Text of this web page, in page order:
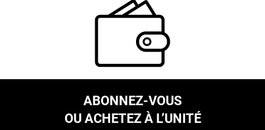
ABONNEZ-VOUS
OU ACHETEZ À L’UNITÉ